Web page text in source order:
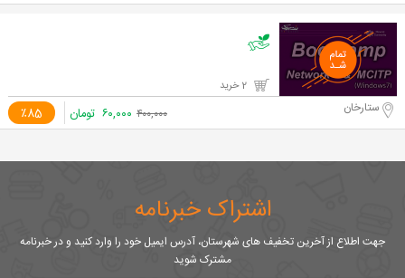
٪85 ستارخان ۴۰۰,۰۰۰ ۶۰,۰۰۰ تومان
اشتراک خبرنامه
جهت اطلاع از آخرین تخفیف های شهرستان، آدرس ایمیل خود را وارد کنید و در خبرنامه
مشترک شوید